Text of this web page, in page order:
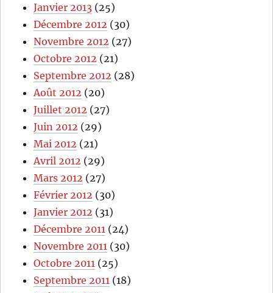
Janvier 2013 (25)
Décembre 2012 (30)
Novembre 2012 (27)
Octobre 2012 (21)
Septembre 2012 (28)
Août 2012 (20)
Juillet 2012 (27)
Juin 2012 (29)
Mai 2012 (21)
Avril 2012 (29)
Mars 2012 (27)
Février 2012 (30)
Janvier 2012 (31)
Décembre 2011 (24)
Novembre 2011 (30)
Octobre 2011 (25)
Septembre 2011 (18)